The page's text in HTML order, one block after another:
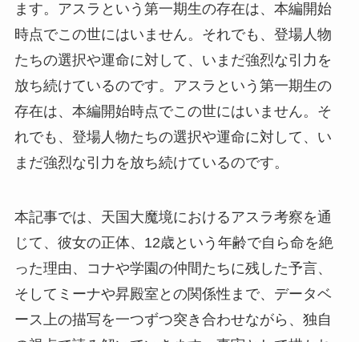
ます。アスラという第一期生の存在は、本編開始
時点でこの世にはいません。それでも、登場人物
たちの選択や運命に対して、いまだ強烈な引力を
放ち続けているのです。アスラという第一期生の
存在は、本編開始時点でこの世にはいません。そ
れでも、登場人物たちの選択や運命に対して、い
まだ強烈な引力を放ち続けているのです。
本記事では、天国大魔境におけるアスラ考察を通
じて、彼女の正体、12歳という年齢で自ら命を絶
った理由、コナや学園の仲間たちに残した予言、
そしてミーナや昇殿室との関係性まで、データベ
ース上の描写を一つずつ突き合わせながら、独自